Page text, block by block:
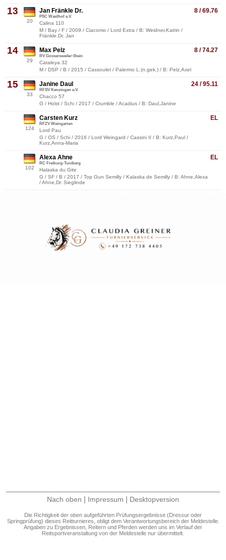
13
20
8 / 69.76
Jan Fränkle Dr.
PSC Waidhof e.V.
Calina 110
M / Bay / F / 2009 / Ciacomo / Lord Extra / B: Weidner,Katrin /
Fränkle,Dr. Jan
14
29
8 / 74.27
Max Pelz
RV Gossersweiler-Stein
Cataleya 32
M / DSP / B / 2015 / Cassoulet / Palermo L.(n.gek.) / B: Pelz,Axel
15
33
24 / 95.11
Janine Daul
RFSV Kenzingen e.V.
Chacco 57
G / Holst / Schi / 2017 / Crumble / Acadius / B: Daul,Janine
124
EL
Carsten Kurz
RFZV Weingarten
Lord Pau
G / OS / Schi / 2016 / Lord Weingard / Cassini II / B: Kurz,Paul /
Kurz,Anna-Maria
102
EL
Alexa Ahne
RC Freiburg-Tuniberg
Halaska du Gite
G / SF / B / 2017 / Top Gun Semilly / Kalaska de Semilly / B: Ahne,Alexa
/ Ahne,Dr. Sieglinde
Nach oben | Impressum | Desktopversion
Die Richtigkeit der oben aufgeführten Prüfungsergebnisse (Dressur oder
Springprüfung) dieses Reitturnieres, obligt dem Verantwortungsbereich der Meldestelle.
Angaben zu Ergebnissen, Reitern und Pferden werden uns im Verlauf der
Reitsportveranstaltung von der Meldestelle nur übermittelt.